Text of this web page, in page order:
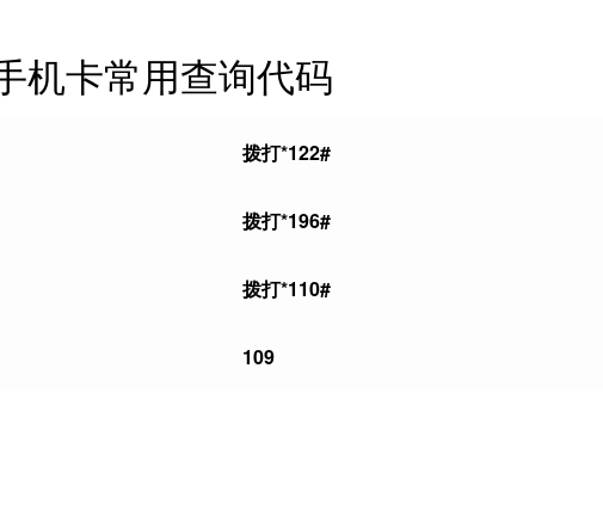
机卡常用查询代码
拨打*122#
拨打*196#
拨打*110#
109